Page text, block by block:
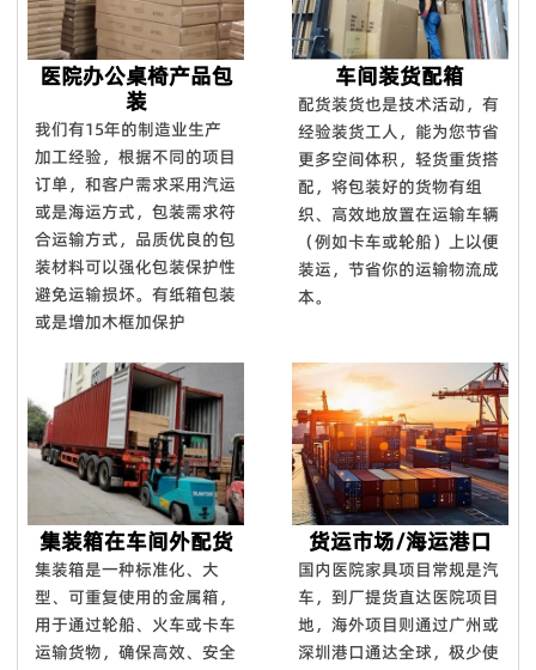
医院办公桌椅产品包
装
我们有15年的制造业生产
加工经验，根据不同的项目
订单，和客户需求采用汽运
或是海运方式，包装需求符
合运输方式，品质优良的包
装材料可以强化包装保护性
避免运输损坏。有纸箱包装
或是增加木框加保护
车间装货配箱
配货装货也是技术活动，有
经验装货工人，能为您节省
更多空间体积，轻货重货搭
配，将包装好的货物有组
织、高效地放置在运输车辆
（例如卡车或轮船）上以便
装运，节省你的运输物流成
本。
集装箱在车间外配货
集装箱是一种标准化、大
型、可重复使用的金属箱，
用于通过轮船、火车或卡车
运输货物，确保高效、安全
货运市场/海运港口
国内医院家具项目常规是汽
车，到厂提货直达医院项目
地，海外项目则通过广州或
深圳港口通达全球，极少使